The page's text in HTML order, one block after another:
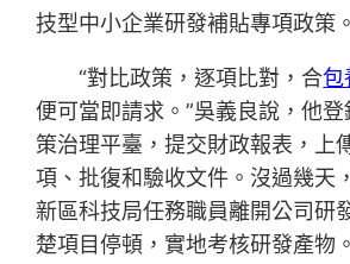
技型中小企業研發補貼專項政策。
“對比政策，逐項比對，合包
便可當即請求。”吳義良說，他
策治理平臺，提交財政報表，上
項、批復和驗收文件。沒過幾天
新區科技局任務職員離開公司研
楚項目停頓，實地考核研發產物